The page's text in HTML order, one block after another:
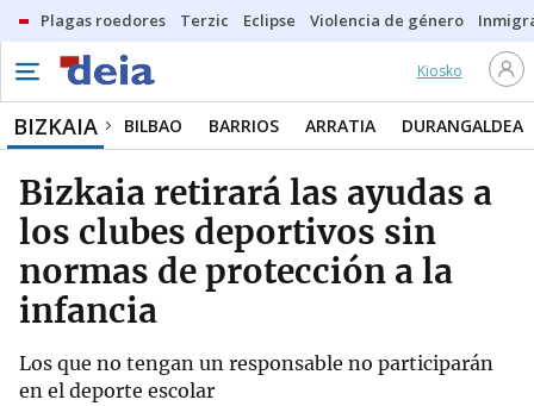
Plagas roedores Terzic Eclipse Violencia de género
Kiosko
BIZKAIA BILBAO BARRIOS ARRATIA DURANGALDEA
Bizkaia retirará las ayudas a
los clubes deportivos sin
normas de protección a la
infancia
Los que no tengan un responsable no participarán
en el deporte escolar